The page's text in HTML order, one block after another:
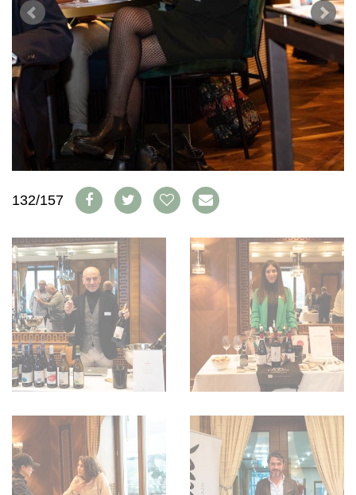
ABO
AUSGABE
ARCHIV
VORTEILSWELT
BÜCHER
WEINSZENE
PORTRAITS
VINOPHILES
ARCHIV
ANMELDEN
AWARDS
GEWINNSPIELE
VORTEILSWELT
TRINKREIFETABELLE
WEINSUCHE
NEWSLETTER
WINE TRADE CLUB
JOBS
WERBUNG
PRESSE
IMPRESSUM
AGB & DATENSCHUTZ
FAQ
132/157